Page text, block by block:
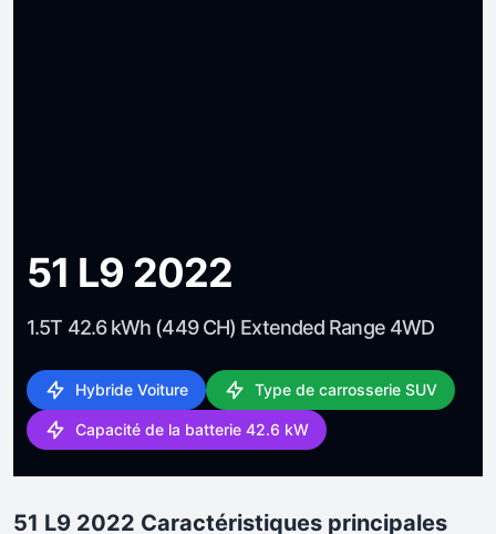
51 L9 2022
1.5T 42.6 kWh (449 CH) Extended Range 4WD
Hybride Voiture Type de carrosserie SUV
Capacité de la batterie 42.6 kW
51 L9 2022 Caractéristiques principales